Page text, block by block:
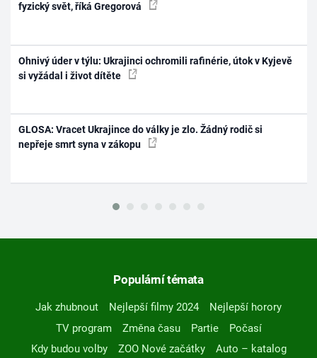
fyzický svět, říká Gregorová
Ohnivý úder v týlu: Ukrajinci ochromili rafinérie, útok v Kyjevě
si vyžádal i život dítěte
GLOSA: Vracet Ukrajince do války je zlo. Žádný rodič si
nepřeje smrt syna v zákopu
Populární témata
Jak zhubnout Nejlepší filmy 2024
Nejlepší horory
TV program
Změna času Partie
Počasí
Kdy budou volby
ZOO Nové začátky
Auto – katalog